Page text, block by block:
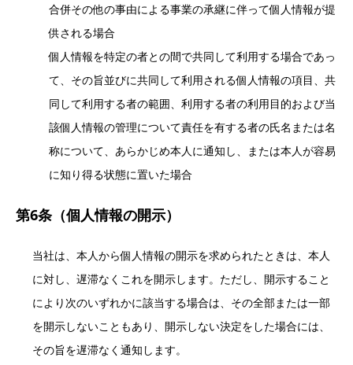
合併その他の事由による事業の承継に伴って個人情報が提
供される場合
個人情報を特定の者との間で共同して利用する場合であっ
て、その旨並びに共同して利用される個人情報の項目、共
同して利用する者の範囲、利用する者の利用目的および当
該個人情報の管理について責任を有する者の氏名または名
称について、あらかじめ本人に通知し、または本人が容易
に知り得る状態に置いた場合
第6条（個人情報の開示）
当社は、本人から個人情報の開示を求められたときは、本人
に対し、遅滞なくこれを開示します。ただし、開示すること
により次のいずれかに該当する場合は、その全部または一部
を開示しないこともあり、開示しない決定をした場合には、
その旨を遅滞なく通知します。